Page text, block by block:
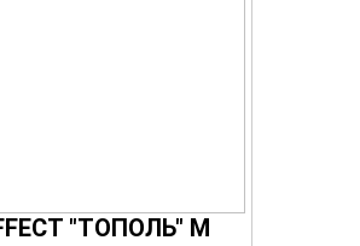
"ТОПОЛЬ" М